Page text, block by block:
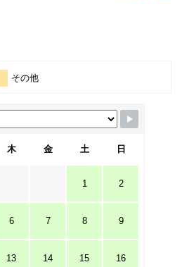
その他
木 金 土 日
1 2
6 7 8 9
13 14 15 16